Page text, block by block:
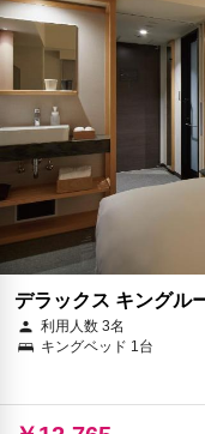
キャンセルポリシー
￥14,892
税・サービス料 ￥1,374含む
返金不可
キャンセルポリシー
￥16,547
税・サービス料 ￥1,527含む
2026年08月12日までキャンセ
キャンセルポリシー
￥16,547
デラックス キングル
利用人数 3名
キングベッド 1台